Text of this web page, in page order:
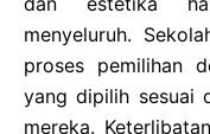
menyeluruh.
proses pemilihan
yang dipilih sesuai
mereka.